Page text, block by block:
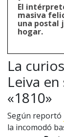
El
masiva
una postal
hogar.
La
Leiva
«1810»
Según reportó
la incomodó